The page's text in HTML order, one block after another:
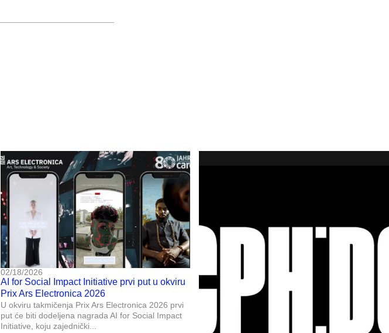
02/18/2026
AI for Social Impact Initiative prvi put u okviru
Prix Ars Electronica 2026
U okviru takmičenja Prix Ars Electronica 2026 prvi
put će biti dodeljena nagrada AI for Social Impact
Initiative, koju zajednički...